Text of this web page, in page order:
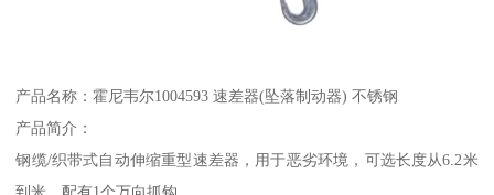
产品名称：霍尼韦尔1004593 速差器(坠落制动器) 不锈钢
产品简介：
钢缆/织带式自动伸缩重型速差器，用于恶劣环境，可选长度从6.2米
到米。配有1个万向抓钩。